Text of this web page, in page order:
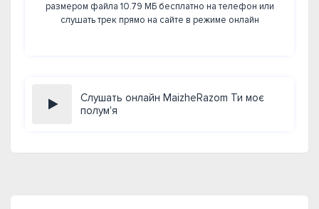
размером файла 10.79 МБ бесплатно на телефон или
слушать трек прямо на сайте в режиме онлайн
Слушать онлайн MaizheRazom Ти моє
полум'я